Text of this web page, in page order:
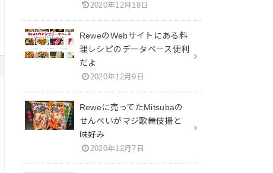
2020年12月18日
ReweのWebサイトにある料
理レシピのデータベース便利
だよ
2020年12月9日
Reweに売ってたMitsubaの
せんべいがマジ歌舞伎揚と
味好み
2020年12月7日